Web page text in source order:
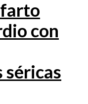
con
séricas